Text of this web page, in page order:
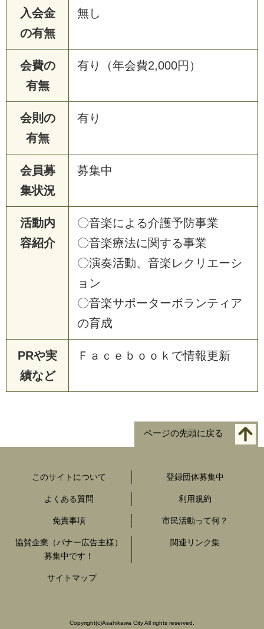
入会金
の有無
無し
会費の
有無
有り（年会費2,000円）
会則の
有無
有り
会員募
集状況
募集中
活動内
容紹介
〇音楽による介護予防事業
〇音楽療法に関する事業
〇演奏活動、音楽レクリエーシ
ョン
〇音楽サポーターボランティア
の育成
PRや実
績など
Ｆａｃｅｂｏｏｋで情報更新
ページの先頭に戻る
このサイトについて 登録団体募集中
よくある質問 利用規約
免責事項 市民活動って何？
協賛企業（バナー広告主様）
募集中です！
関連リンク集
サイトマップ
Copyright(c)Asahikawa City All rights reserved.